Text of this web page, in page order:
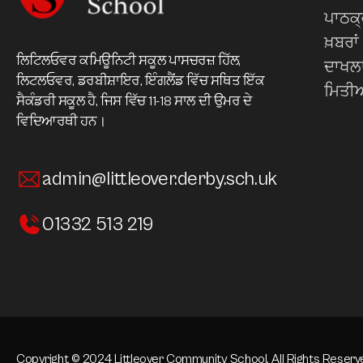
ਲਿਟਿਲਓਵਰ ਕਮਿਊਨਿਟੀ ਸਕੂਲ ਪਾਸਚਰਜ਼ ਹਿੱਲ,
ਲਿਟਲਓਵਰ, ਡਰਬੀਸ਼ਾਇਰ, ਇੰਗਲੈਂਡ ਵਿੱਚ ਸਥਿਤ ਇੱਕ
ਸੈਕੰਡਰੀ ਸਕੂਲ ਹੈ, ਜਿਸ ਵਿੱਚ 11-18 ਸਾਲ ਦੀ ਉਮਰ ਦੇ
ਵਿਦਿਆਰਥੀ ਹਨ।
admin@littleover.derby.sch.uk
01332 513 219
ਖ਼ਬਰਾਂ
Copyright © 2024 Littleover Community School. All Rights